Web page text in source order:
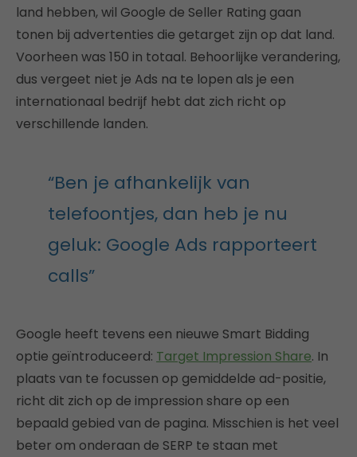
land hebben, wil Google de Seller Rating gaan
tonen bij advertenties die getarget zijn op dat land.
Voorheen was 150 in totaal. Behoorlijke verandering,
dus vergeet niet je Ads na te lopen als je een
internationaal bedrijf hebt dat zich richt op
verschillende landen.
“Ben je afhankelijk van
telefoontjes, dan heb je nu
geluk: Google Ads rapporteert
calls”
Google heeft tevens een nieuwe Smart Bidding
optie geïntroduceerd: Target Impression Share. In
plaats van te focussen op gemiddelde ad-positie,
richt dit zich op de impression share op een
bepaald gebied van de pagina. Misschien is het veel
beter om onderaan de SERP te staan met